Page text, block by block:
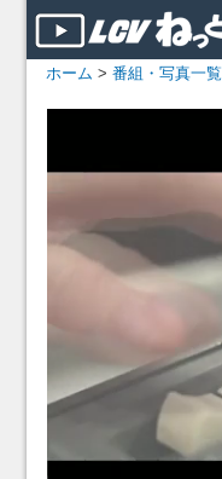
ホーム > 番組・写真一覧